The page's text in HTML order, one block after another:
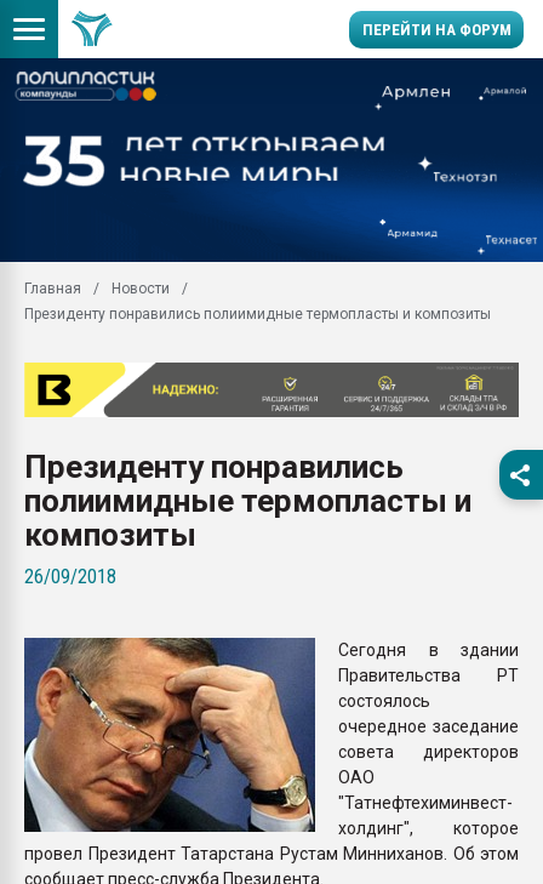
ПЕРЕЙТИ НА ФОРУМ
производство SPC
заводу пластмасс"
Подмосковье, Москва
28.07.2026
пластмасс
28.07.2026
ПЕРЕЙТИ НА
Главная
Новости
Президенту понравились полиимидные термопласты и композиты
Президенту понравились
полиимидные термопласты и
композиты
26/09/2018
Сегодня в здании
Правительства РТ
состоялось
очередное заседание
совета директоров
ОАО
"Татнефтехиминвест-
холдинг", которое
провел Президент Татарстана Рустам Минниханов. Об этом
сообщает пресс-служба Президента.